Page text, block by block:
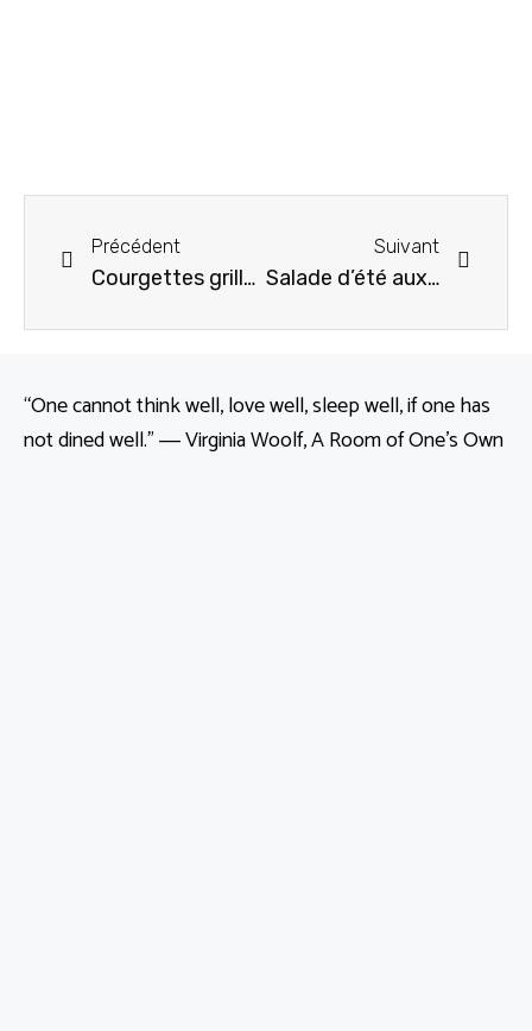
Précédent
Courgettes grillées, agrodolce aux raisins secs et câpres d’Ottolenghi
Suivant
Salade d’été aux pois chiches et crevettes de Gennaro Contaldo
“One cannot think well, love well, sleep well, if one has
not dined well.” ― Virginia Woolf, A Room of One’s Own